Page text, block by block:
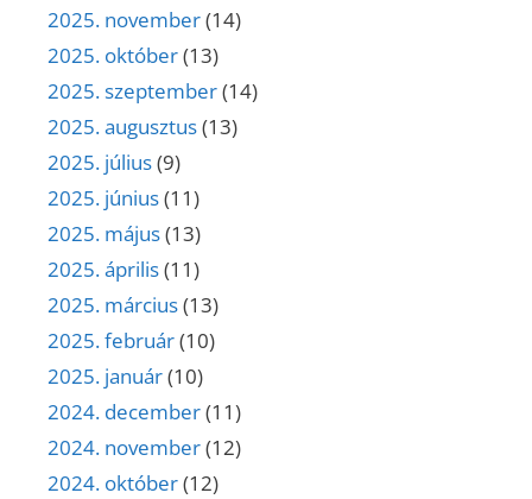
2025. november(14)
2025. október(13)
2025. szeptember(14)
2025. augusztus(13)
2025. július(9)
2025. június(11)
2025. május(13)
2025. április(11)
2025. március(13)
2025. február(10)
2025. január(10)
2024. december(11)
2024. november(12)
2024. október(12)